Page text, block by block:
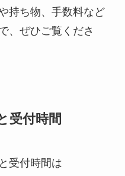
持ち物、手数料など
、ぜひご覧くださ
受付時間
受付時間は